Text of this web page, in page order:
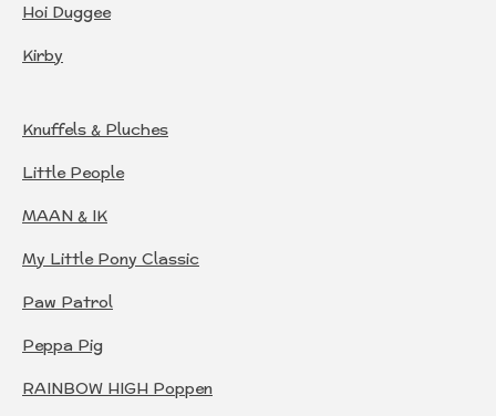
Hoi Duggee
Kirby
Knuffels & Pluches
Little People
MAAN & IK
My Little Pony Classic
Paw Patrol
Peppa Pig
RAINBOW HIGH Poppen